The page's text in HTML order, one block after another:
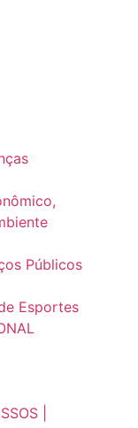
Públicos
Esportes
|